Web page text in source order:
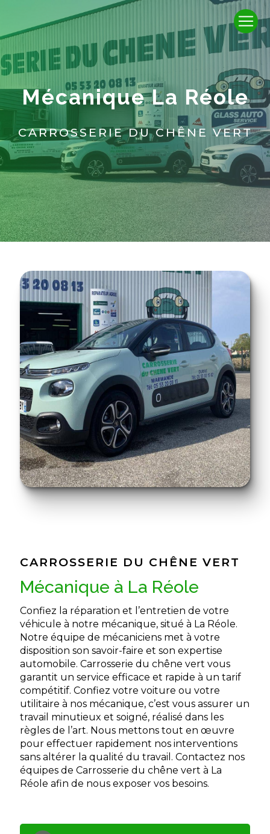
mécanique La Réole
CARROSSERIE DU CHÊNE VERT
CARROSSERIE DU CHÊNE VERT
mécanique à La Réole
Confiez la réparation et l’entretien de votre
véhicule à notre mécanique, situé à La Réole.
Notre équipe de mécaniciens met à votre
disposition son savoir-faire et son expertise
automobile. Carrosserie du chêne vert vous
garantit un service efficace et rapide à un tarif
compétitif. Confiez votre voiture ou votre
utilitaire à nos mécanique, c’est vous assurer un
travail minutieux et soigné, réalisé dans les
règles de l’art. Nous mettons tout en œuvre
pour effectuer rapidement nos interventions
sans altérer la qualité du travail. Contactez nos
équipes de Carrosserie du chêne vert à La
Réole afin de nous exposer vos besoins.
Panneau de gestion des cookies